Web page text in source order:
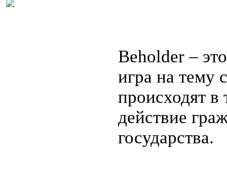
Beholder –
игра на тему
происходят в
действие
государства.